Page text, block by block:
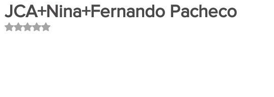
JCA+Nina+Fernando Pacheco
Avaliado com NaN de 5 estrelas.